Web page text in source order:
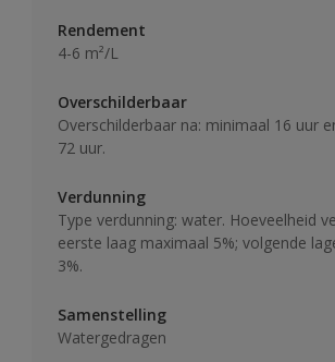
Rendement
4-6 m²/L
Overschilderbaar
Overschilderbaar na: minimaal 16 uur
72 uur.
Verdunning
Type verdunning: water. Hoeveelheid
eerste laag maximaal 5%; volgende
3%.
Samenstelling
Watergedragen